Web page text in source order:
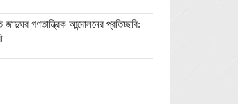
জাদুঘর গণতান্ত্রিক আন্দোলনের প্রতিচ্ছবি: